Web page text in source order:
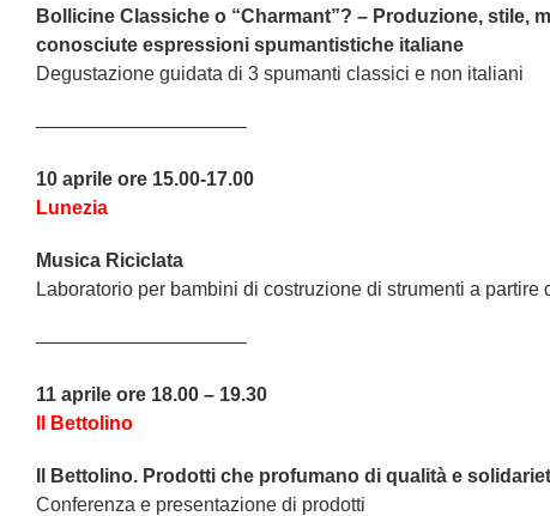
Bollicine Classiche o “Charmant”? – Produzione, stile,
conosciute espressioni spumantistiche italiane
Degustazione guidata di 3 spumanti classici e non italiani
———————————
10 aprile ore 15.00-17.00
Lunezia
Musica Riciclata
Laboratorio per bambini di costruzione di strumenti a partire
———————————
11 aprile ore 18.00 – 19.30
Il Bettolino
Il Bettolino. Prodotti che profumano di qualità e
Conferenza e presentazione di prodotti